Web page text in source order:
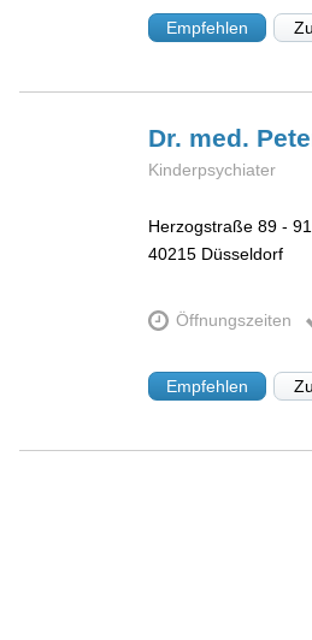
Empfehlen
Dr. med.
Kinderpsychiater
Herzogstraße 89 - 91
40215 Düsseldorf
Öffnungszeiten
Empfehlen